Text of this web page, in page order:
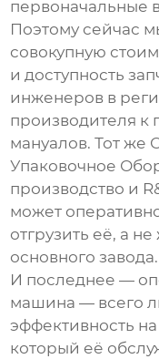
первоначальные
Поэтому сейчас
совокупную
и доступность
инженеров в
производителя к
мануалов. Тот же
Упаковочное
производство и
может
отгрузить её, а
основного завода.
И последнее —
машина — всего
эффективность на
который её